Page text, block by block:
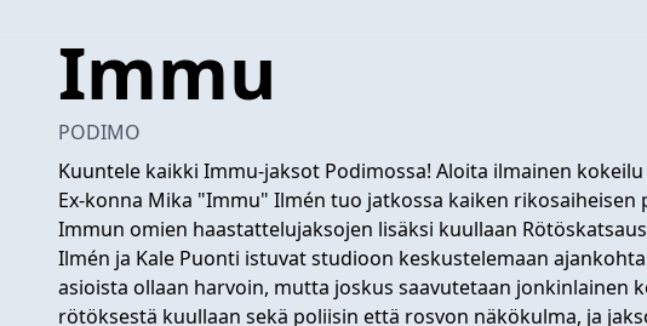
Immu
PODIMO
Kuuntele kaikki Immu-jaksot Podimossa! Aloita ilmainen
Ex-konna Mika "Immu" Ilmén tuo jatkossa kaiken rikosaiheisen
Immun omien haastattelujaksojen lisäksi kuullaan
Ilmén ja Kale Puonti istuvat studioon keskustelemaan
asioista ollaan harvoin, mutta joskus saavutetaan jonkinlainen
rötöksestä kuullaan sekä poliisin että rosvon näkökulma, ja